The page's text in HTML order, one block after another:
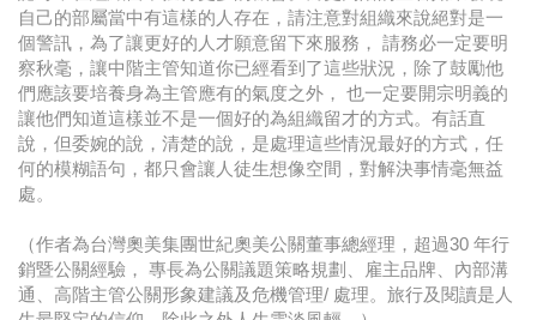
自己的部屬當中有這樣的人存在，請注意對組織來說絕對是一
個警訊，為了讓更好的人才願意留下來服務， 請務必一定要明
察秋毫，讓中階主管知道你已經看到了這些狀況，除了鼓勵他
們應該要培養身為主管應有的氣度之外， 也一定要開宗明義的
讓他們知道這樣並不是一個好的為組織留才的方式。有話直
說，但委婉的說，清楚的說，是處理這些情況最好的方式，任
何的模糊語句，都只會讓人徒生想像空間，對解決事情毫無益
處。
（作者為台灣奧美集團世紀奧美公關董事總經理，超過30 年行
銷暨公關經驗， 專長為公關議題策略規劃、雇主品牌、內部溝
通、高階主管公關形象建議及危機管理/ 處理。旅行及閱讀是人